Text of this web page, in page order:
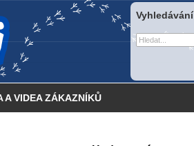
Vyhledávání
A VIDEA ZÁKAZNÍKŮ